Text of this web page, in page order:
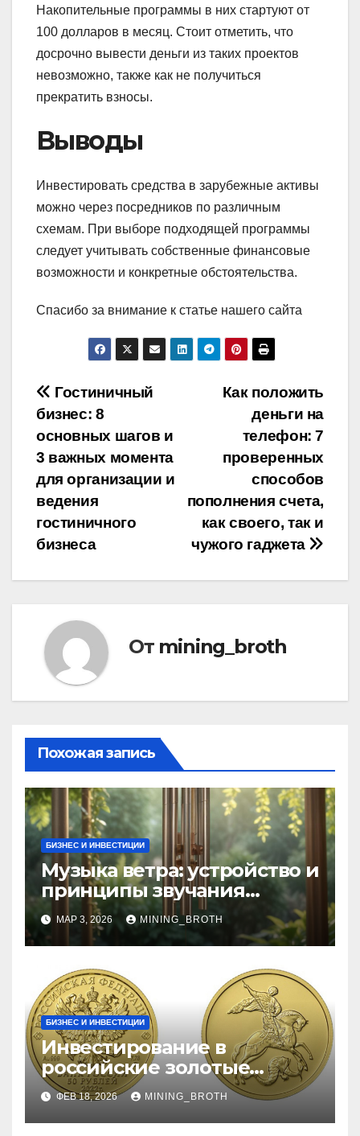
Накопительные программы в них стартуют от
100 долларов в месяц. Стоит отметить, что
досрочно вывести деньги из таких проектов
невозможно, также как не получиться
прекратить взносы.
Выводы
Инвестировать средства в зарубежные активы
можно через посредников по различным
схемам. При выборе подходящей программы
следует учитывать собственные финансовые
возможности и конкретные обстоятельства.
Спасибо за внимание к статье нашего сайта
Навигация
по
записям
Как положить
деньги на
телефон: 7
проверенных
способов
пополнения счета,
как своего, так и
чужого гаджета
Гостиничный
бизнес: 8
основных шагов и
3 важных момента
для организации и
ведения
гостиничного
бизнеса
От mining_broth
Похожая запись
БИЗНЕС И ИНВЕСТИЦИИ
Музыка ветра: устройство и
принципы звучания
колокольчиков
МАР 3, 2026 MINING_BROTH
БИЗНЕС И ИНВЕСТИЦИИ
Инвестирование в
российские золотые
монеты: подробное
руководство
ФЕВ 18, 2026 MINING_BROTH